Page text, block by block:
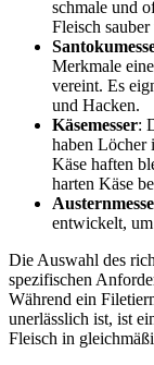
schmale und
Fleisch
Merkmale
vereint. Es
und Hacken.
Käsemesser:
haben Löcher
Käse haften
harten Käse
entwickelt,
Die Auswahl des
spezifischen
Während ein
unerlässlich ist, ist
Fleisch in